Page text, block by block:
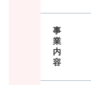
事
業
内
容